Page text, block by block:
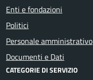
Enti e fondazioni
Politici
Personale amministrativo
Documenti e Dati
CATEGORIE DI SERVIZIO